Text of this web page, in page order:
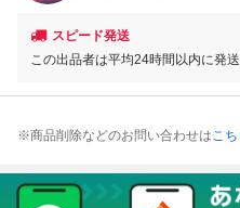
スピード発送
この出品者は平均24時間以内に発
※商品削除などのお問い合わせはこち